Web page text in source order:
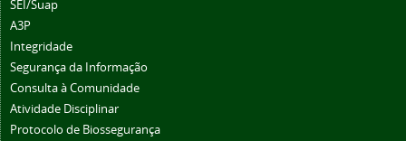
SEI/Suap
A3P
Integridade
Segurança da Informação
Consulta à Comunidade
Atividade Disciplinar
Protocolo de Biossegurança